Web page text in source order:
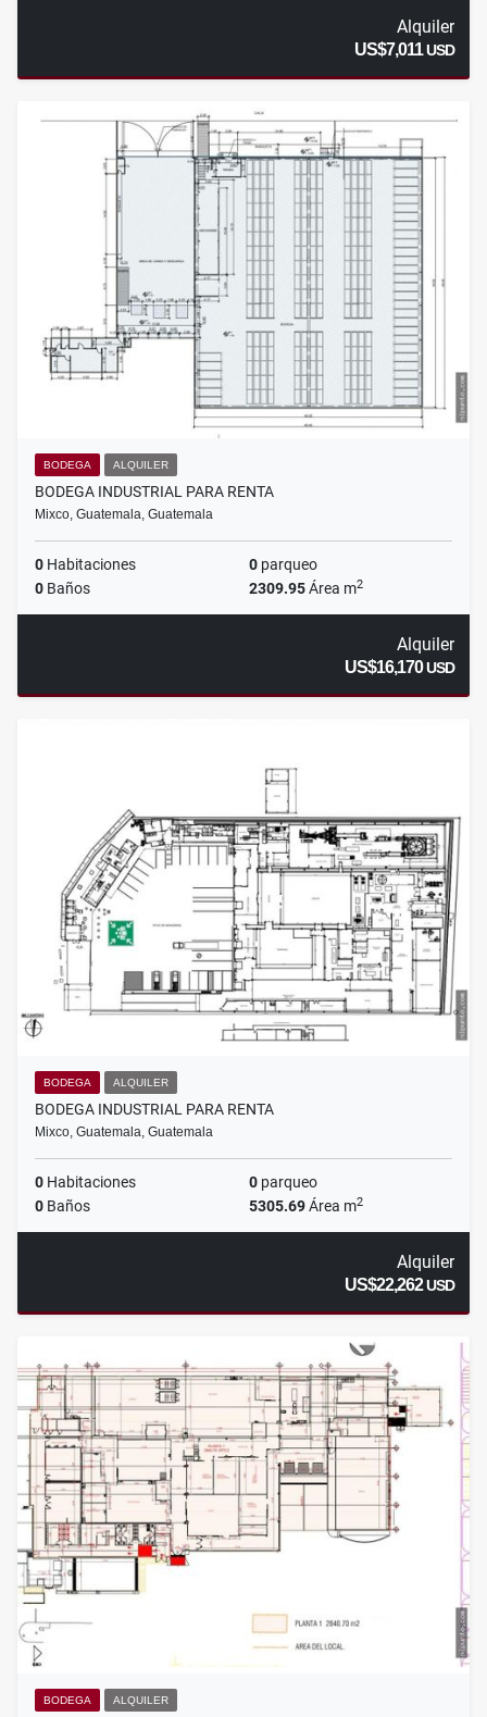
Alquiler
US$7,011USD
BODEGA ALQUILER
BODEGA INDUSTRIAL PARA RENTA
Mixco, Guatemala, Guatemala
0 Habitaciones 0 parqueo
0 Baños 2309.95Área m2
Alquiler
US$16,170USD
BODEGA ALQUILER
BODEGA INDUSTRIAL PARA RENTA
Mixco, Guatemala, Guatemala
0 Habitaciones 0 parqueo
0 Baños 5305.69Área m2
Alquiler
US$22,262USD
BODEGA ALQUILER